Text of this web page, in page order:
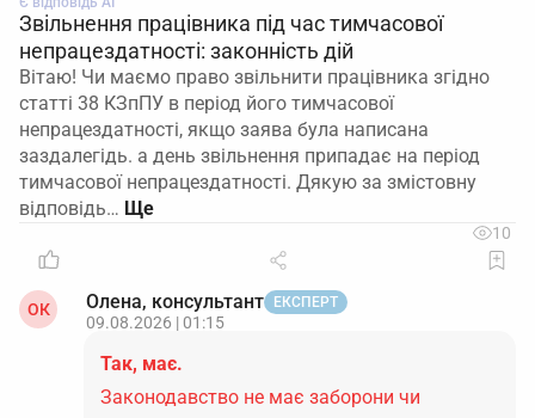
Звільнення працівника під час тимчасової
непрацездатності: законність дій
Вітаю! Чи маємо право звільнити працівника згідно
статті 38 КЗпПУ в період його тимчасової
непрацездатності, якщо заява була написана
заздалегідь. а день звільнення припадає на період
тимчасової непрацездатності. Дякую за змістовну
відповідь…
10
ОК Олена, консультант ЕКСПЕРТ
09.08.2026 | 01:15
Так, має.
Законодавство не має заборони чи